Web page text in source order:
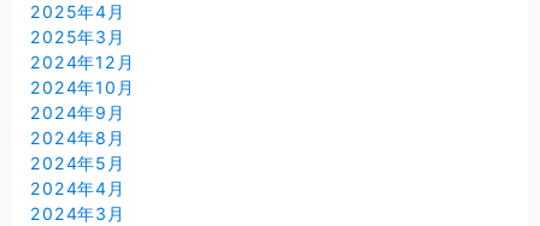
2025年4月
2025年3月
2024年12月
2024年10月
2024年9月
2024年8月
2024年5月
2024年4月
2024年3月